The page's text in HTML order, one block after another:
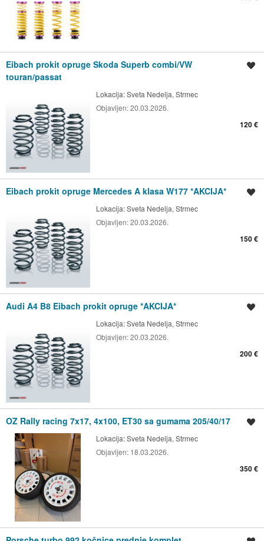
Eibach prokit opruge Skoda Superb combi/VW
touran/passat
Lokacija:Sveta Nedelja, Strmec
Objavljen:20.03.2026.
120 €
Eibach prokit opruge Mercedes A klasa W177 *AKCIJA*
Lokacija:Sveta Nedelja, Strmec
Objavljen:20.03.2026.
150 €
Audi A4 B8 Eibach prokit opruge *AKCIJA*
Lokacija:Sveta Nedelja, Strmec
Objavljen:20.03.2026.
200 €
OZ Rally racing 7x17, 4x100, ET30 sa gumama 205/40/17
Lokacija:Sveta Nedelja, Strmec
Objavljen: 18.03.2026.
350 €